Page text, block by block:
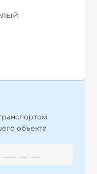
объекта